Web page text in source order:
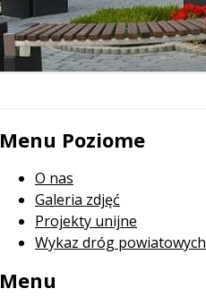
Menu Poziome
O nas
Galeria zdjęć
Projekty unijne
Wykaz dróg powiatowych
Menu